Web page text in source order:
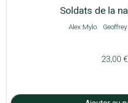
Soldats de la
Alex Mylo
23,00 €